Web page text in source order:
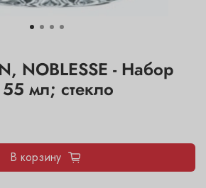
NOBLESSE - Набор
мл; стекло
В корзину